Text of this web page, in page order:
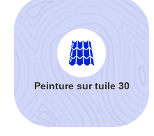
Peinture sur tuile 30